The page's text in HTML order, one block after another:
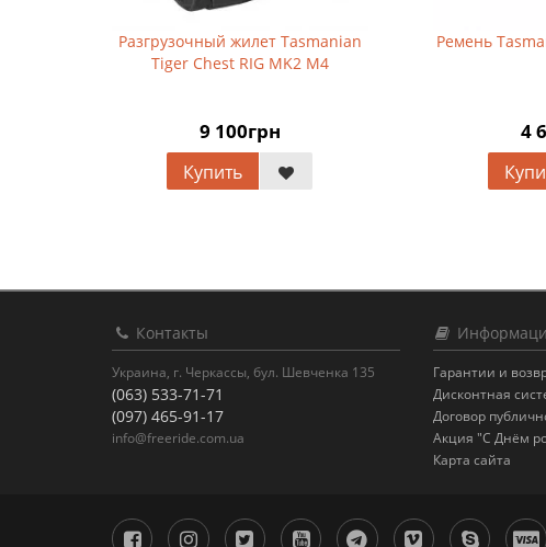
Разгрузочный жилет Tasmanian
Tiger Chest RIG MK2 M4
9 100грн
Купить
Ремень
4
Контакты
Украина, г. Черкассы, бул. Шевченка 135
(063) 533-71-71
(097) 465-91-17
info@freeride.com.ua
Гарантии и
Дисконтная
Договор
Акция "С Днём
Карта сайта